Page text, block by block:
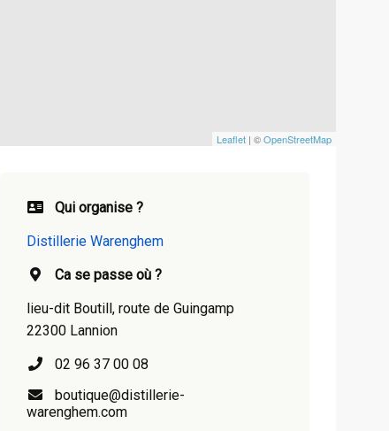
Leaflet | ©OpenStreetMap
Qui organise ?
Distillerie Warenghem
Ca se passe où ?
lieu-dit Boutill, route de Guingamp
22300 Lannion
02 96 37 00 08
boutique@distillerie-
warenghem.com